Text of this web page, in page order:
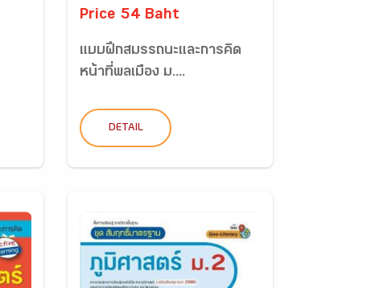
Price 54 Baht
แบบฝึกสมรรถนะและการคิด
หน้าที่พลเมือง ม....
DETAIL